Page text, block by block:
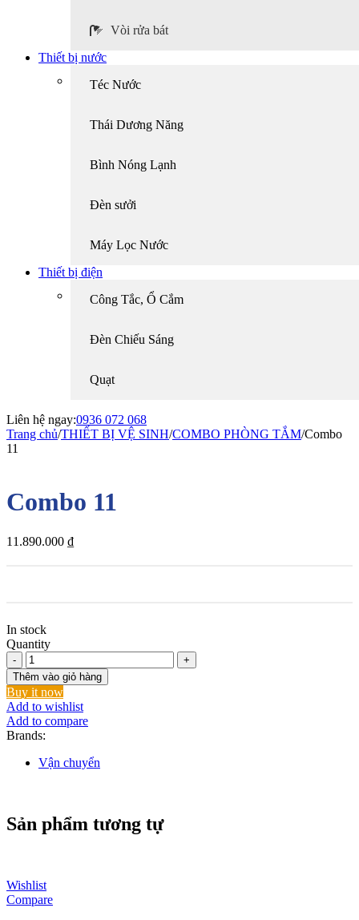
Vòi rửa bát
Thiết bị nước
Téc Nước
Thái Dương Năng
Bình Nóng Lạnh
Đèn sưởi
Máy Lọc Nước
Thiết bị điện
Công Tắc, Ổ Cắm
Đèn Chiếu Sáng
Quạt
Liên hệ ngay:0936 072 068
Trang chủ/THIẾT BỊ VỆ SINH/COMBO PHÒNG TẮM/Combo
11
Combo 11
11.890.000 ₫
In stock
Quantity
Combo
11
số
lượng
Thêm vào giỏ hàng
Buy it now
Add to wishlist
Add to compare
Brands:
Vận chuyển
Sản phẩm tương tự
Wishlist
Compare